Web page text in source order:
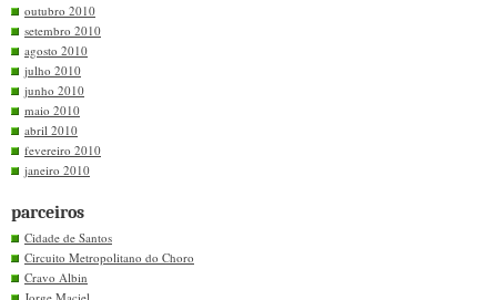
outubro 2010
setembro 2010
agosto 2010
julho 2010
junho 2010
maio 2010
abril 2010
fevereiro 2010
janeiro 2010
parceiros
Cidade de Santos
Circuito Metropolitano do Choro
Cravo Albin